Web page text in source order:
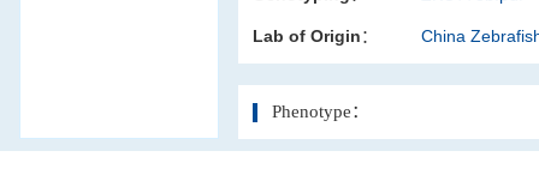
Lab of Origin： China
Phenotype：